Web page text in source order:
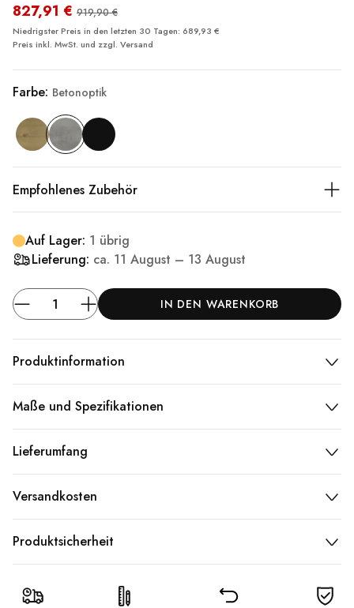
827,91 € 919,90 €
Niedrigster Preis in den letzten 30 Tagen: 689,93 €
Preis inkl. MwSt. und zzgl. Versand
Farbe: Betonoptik
Empfohlenes Zubehör
Auf Lager: 1 übrig
Lieferung: ca. 11 August – 13 August
IN DEN WARENKORB
Produktinformation
Maße und Spezifikationen
Lieferumfang
Versandkosten
Produktsicherheit